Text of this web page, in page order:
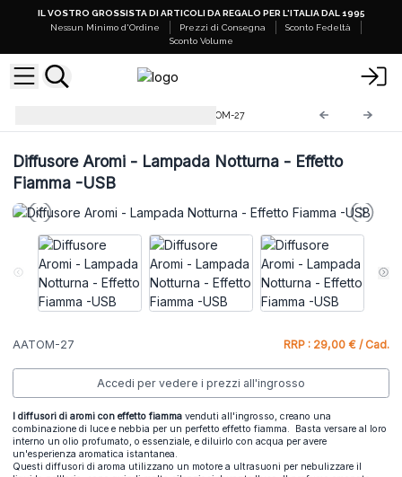
IL VOSTRO GROSSISTA DI ARTICOLI DA REGALO PER L'ITALIA DAL 1995
Nessun Minimo d'Ordine
Prezzi di Consegna
Sconto Fedeltà
Sconto Volume
AATOM-27
Diffusore Aromi - Lampada Notturna - Effetto
Fiamma -USB
AATOM-27 RRP : 29,00 € / Cad.
Accedi per vedere i prezzi all'ingrosso
I diffusori di aromi con effetto fiamma venduti all'ingrosso, creano una
combinazione di luce e nebbia per un perfetto effetto fiamma. Basta versare al loro
interno un olio profumato, o essenziale, e diluirlo con acqua per avere
un'esperienza aromatica istantanea.
Questi diffusori di aroma utilizzano un motore a ultrasuoni per nebulizzare il